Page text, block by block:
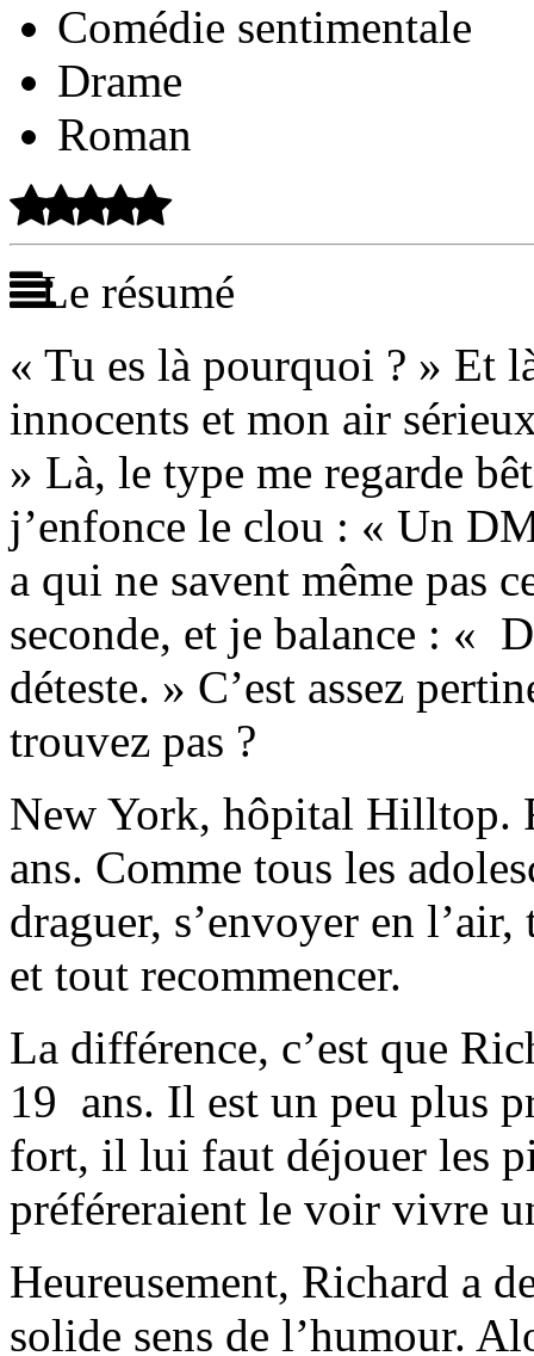
Comédie sentimentale
Drame
Roman
Le résumé
« Tu es là pourquoi ? » Et
innocents et mon air
» Là, le type me regarde
j’enfonce le clou : « Un
a qui ne savent même pas
seconde, et je balance : «
déteste. » C’est assez
trouvez pas ?
New York, hôpital Hilltop.
ans. Comme tous les
draguer, s’envoyer en
et tout recommencer.
La différence, c’est que
19 ans. Il est un peu plus
fort, il lui faut déjouer les
préféreraient le voir vivre
Heureusement, Richard a
solide sens de l’humour.